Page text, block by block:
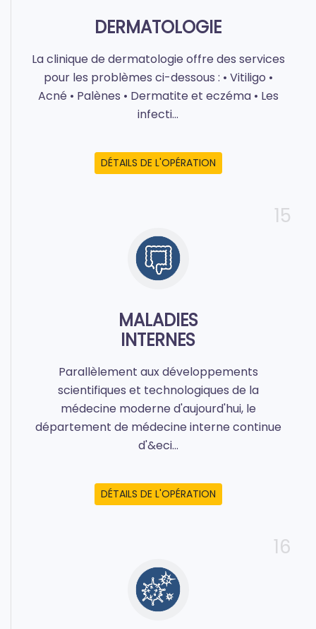
DERMATOLOGIE
La clinique de dermatologie offre des services
pour les problèmes ci-dessous : • Vitiligo •
Acné • Palènes • Dermatite et eczéma • Les
infecti...
DÉTAILS DE L'OPÉRATION
15
MALADIES
INTERNES
Parallèlement aux développements
scientifiques et technologiques de la
médecine moderne d'aujourd'hui, le
département de médecine interne continue
d'&eci...
DÉTAILS DE L'OPÉRATION
16